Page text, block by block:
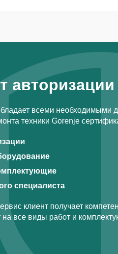
всеми необходимыми
техники Gorenje
специалиста
клиент получает
на все виды работ и